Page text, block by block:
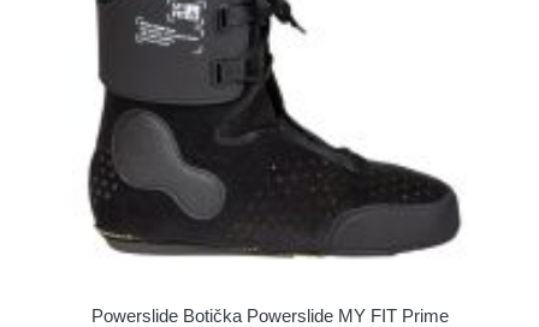
Powerslide Botička Powerslide MY FIT Prime